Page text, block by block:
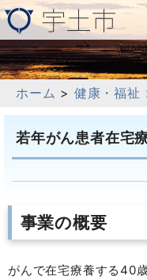
ホーム > 健康・福祉
若年がん患者在宅
事業の概要
がんで在宅療養する40